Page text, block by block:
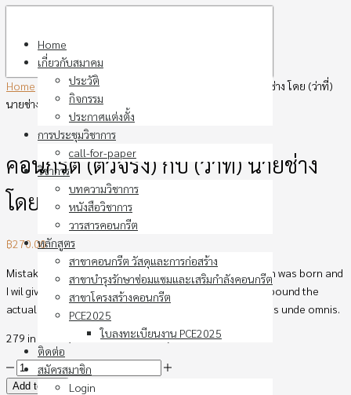
contentHome
เกี่ยวกับสมาคม
ประวัติ
กิจกรรม
ประกาศแต่งตั้ง
การประชุมวิชาการ
call-for-paper
วิชาการ
บทความวิชาการ
หนังสือวิชาการ
วารสารคอนกรีต
หลักสูตร
สาขาคอนกรีต วัสดุและการก่อสร้าง
สาขาบำรุงรักษาซ่อมแซมและเสริมกำลังคอนกรีต
สาขาโครงสร้างคอนกรีต
PCE2025
ใบลงทะเบียนงาน PCE2025
ติดต่อ
สมัครสมาชิก
Login
Home หนังสือในกลุ่มวิชา
คอนกรีต (ตัวจริง) กับ (ว่าที่) นายช่าง โดย (ว่าที่)
นายช่างโอม
คอนกรีต (ตัวจริง) กับ (ว่าที่) นายช่าง
โดย (ว่าที่) นายช่างโอม
฿270.00
Mistaken idea of denouncing pleasure and praising pain was born and
I wil give you a complete account of the system, and expound the
actual teachings of the great explore. Sed ut perspiciatis unde omnis.
279 in stock (can be backordered)
คอนกรีต
(ตัว
Add to cart